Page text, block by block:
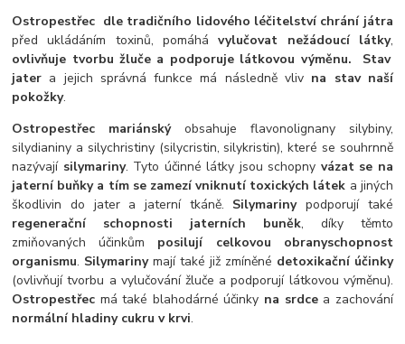
Ostropestřec dle tradičního lidového léčitelství chrání játra
před ukládáním toxinů, pomáhávylučovat nežádoucí látky,
ovlivňuje tvorbu žluče a podporuje látkovou výměnu.
Stav
jater a jejich správná funkce má následně vliv na stav naší
pokožky.
Ostropestřec mariánskýobsahuje flavonolignany silybiny,
silydianiny a silychristiny (silycristin, silykristin), které se souhrnně
nazývají silymariny. Tyto účinné látky jsou schopny vázat se na
jaterní buňky a tím se zamezí vniknutí toxických látek a jiných
škodlivin do jater a jaterní tkáně. Silymarinypodporují také
regenerační schopnosti jaterních buněk, díky těmto
zmiňovaných účinkům posilují celkovou obranyschopnost
organismu. Silymarinymají také již zmíněné detoxikační účinky
(ovlivňují tvorbu a vylučování žluče a podporují látkovou výměnu).
Ostropestřec má také blahodárné účinky na srdcea zachování
normální hladiny cukru v krvi.